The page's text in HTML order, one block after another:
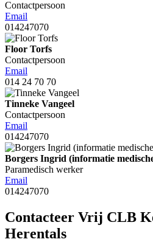
Contactpersoon
Email
014247070
Floor Torfs
Contactpersoon
Email
014 24 70 70
Tinneke Vangeel
Contactpersoon
Email
014247070
Borgers Ingrid (informatie
Paramedisch werker
Email
014247070
Contacteer Vrij CLB
Herentals